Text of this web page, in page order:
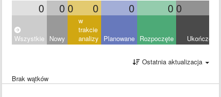
0 0 0 0 0 0 0
Wszystkie Nowy
w
trakcie
analizy
Planowane Rozpoczęte Ukończony
Ostatnia aktualizacja
Brak wątków